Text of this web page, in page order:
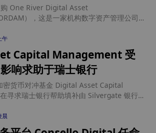
One River Digital Asset
），这是一家机构数字资产管理公司并
管理公司（CBAM），并将作为独立业务和
公司运营。
午
Capital Management 受
响求助于瑞士银行
密货币对冲基金 Digital Asset Capital
寻求瑞士银行帮助填补由 Silvergate 银行系
实时网络将资金转移到 Coinbase 上，但
和 Gemini 等交易所将不再接受或通过